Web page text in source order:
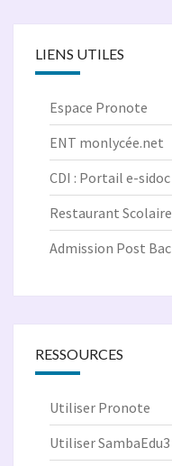
LIENS UTILES
Espace Pronote
ENT monlycée.net
CDI : Portail e-sidoc
Restaurant Scolaire
Admission Post Bac
RESSOURCES
Utiliser Pronote
Utiliser SambaEdu3